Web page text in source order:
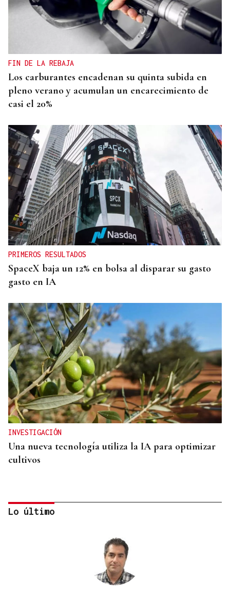
FIN DE LA REBAJA
Los carburantes encadenan su quinta subida en
pleno verano y acumulan un encarecimiento de
casi el 20%
PRIMEROS RESULTADOS
SpaceX baja un 12% en bolsa al disparar su gasto
gasto en IA
INVESTIGACIÓN
Una nueva tecnología utiliza la IA para optimizar
cultivos
Lo último